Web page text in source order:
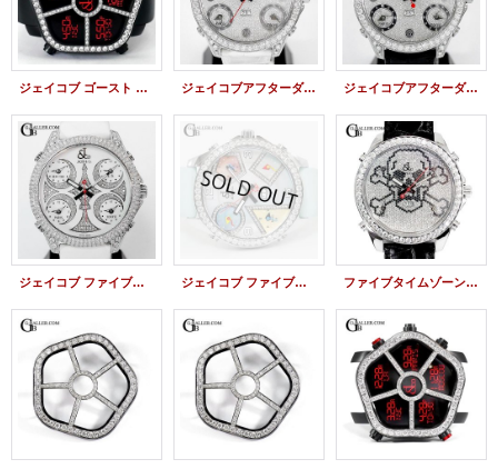
ジェイコブ ゴースト ベゼルダイヤモンド JC-GST-CBN JACOB&Co.時計 ジェイコブアフターダイヤ 5タイムゾーン 47mm 全面ダイヤモンド ジェイコブアフターダイヤ ファイブタイムゾーン 47mm フルダイヤモンド
ジェイコブ ファイブタイムゾーン アフターダイヤ 47mm 全面ダイヤ加工 ジェイコブ ファイブタイムゾーン 純正ダイヤ MOP 5タイムゾーン 47mm ファイブタイムゾーンアフターダイヤ スカル JC-SKULLD仕様